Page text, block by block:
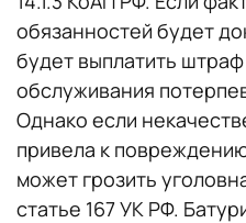
обязанностей будет
будет выплатить
обслуживания
Однако если
привела к
может грозить
статье 167 УК РФ.